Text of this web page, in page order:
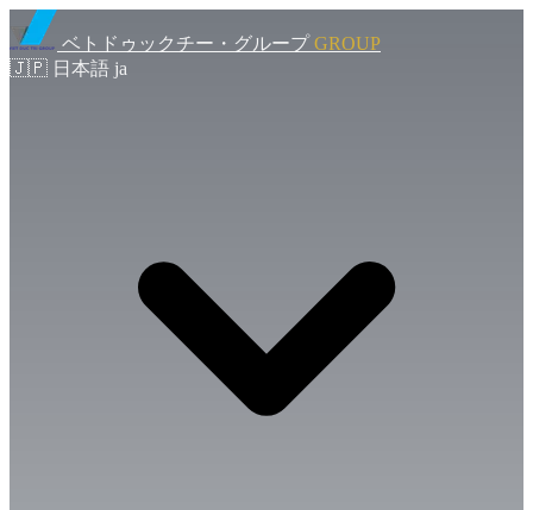
ベトドゥックチー・グループGROUP
🇯🇵 日本語 ja